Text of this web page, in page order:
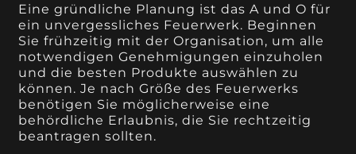
Eine gründliche Planung ist das A und O für
ein unvergessliches Feuerwerk. Beginnen
Sie frühzeitig mit der Organisation, um alle
notwendigen Genehmigungen einzuholen
und die besten Produkte auswählen zu
können. Je nach Größe des Feuerwerks
benötigen Sie möglicherweise eine
behördliche Erlaubnis, die Sie rechtzeitig
beantragen sollten.